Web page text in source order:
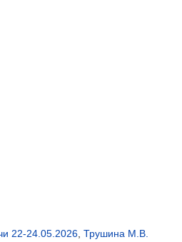
22-24.05.2026, Трушина М.В.